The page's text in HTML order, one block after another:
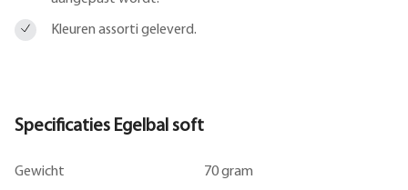
Kleuren assorti geleverd.
Specificaties Egelbal soft
Gewicht 70 gram